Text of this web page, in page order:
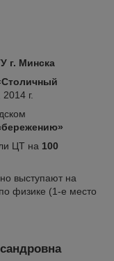
г. Минска
, 2014 г.
ЦТ на 100
выступают на
по физике (1-е место